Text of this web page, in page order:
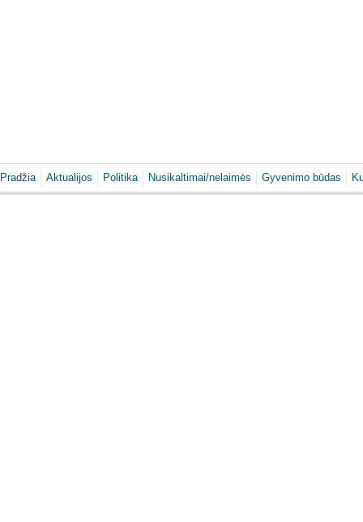
Pradžia Aktualijos Politika Nusikaltimai/nelaimės Gyvenimo būdas